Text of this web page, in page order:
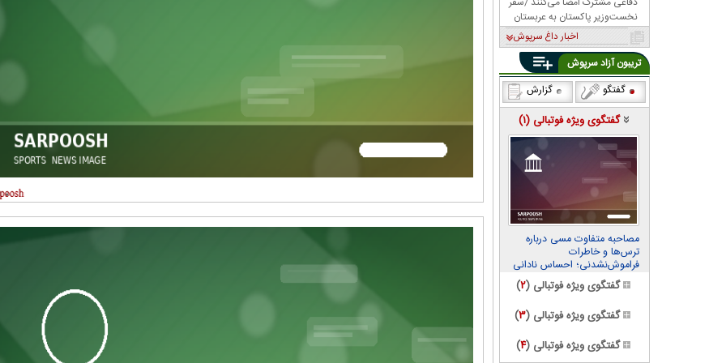
نخست‌وزیر پاکستان به عربستان
اخبار داغ سرپوش
تریبون آزاد سرپوش
گفتگو
گزارش
گفتگوی ویژه فوتبالی (۱)
مصاحبه متفاوت مسی درباره
ترس‌ها و خاطرات
فراموش‌نشدنی؛ احساس نادانی
می‌کنمگفتگوی ویژه فوتبالی (۲)
گفتگوی ویژه فوتبالی (۳)
گفتگوی ویژه فوتبالی (۴)